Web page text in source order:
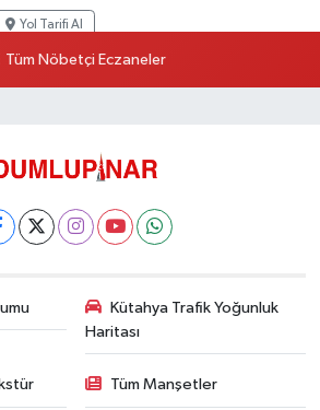
Yol Tarifi Al
Tüm Nöbetçi Eczaneler
Kütahya Trafik Yoğunluk
Haritası
Tüm Manşetler